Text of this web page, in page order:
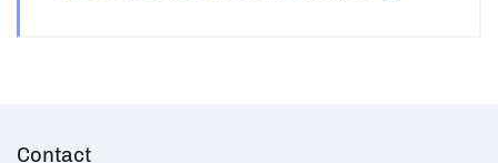
Contact